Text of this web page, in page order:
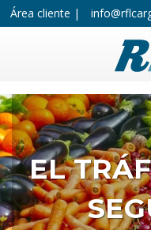
Área cliente |
EL